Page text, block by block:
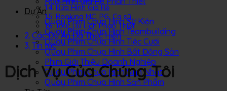
Dự Án
Quay Phim Chụp Hình Sự Kiện
Quay Phim Chụp Hình Teambuilding
Quay Phim Chụp Hình Tiệc Cưới
Quay Phim Chụp Hình Bất Động Sản
Phim Giới Thiệu Doanh Nghiệp
Quay Phim Chụp Hình Sinh Nhật
Quay Phim Chụp Hình Sản Phẩm
Rửa Hình Giá Rẻ
Booking MC, PG, Ca sỹ,…
Tour Du Lịch Phan Thiết
Các Dự Án Đã Thực Hiện
Tin tức
Dịch Vụ Của Chúng Tôi